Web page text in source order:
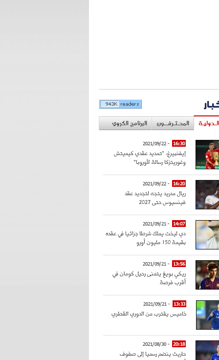
المحـتـرفــون البرنامج الكروي
16:30
- 2021/09/22
إيفنبيرغ: "تمديد عقدي كيميتش
وغوريتزكا رسالة لأوروبا"
16:20
- 2021/09/22
ريال مدريد يتجه لتجديد عقد
فينسيوس حتى 2027
14:07
- 2021/09/21
دي ليخت يملك شرطا جزائيا في عقده
بقيمة 150 مليون أورو
13:56
- 2021/09/21
ريكي بويغ يتمنى رحيل كومان في
أقرب فرصة
13:33
- 2021/09/21
خاميس يقترب من الدوري القطري
20:18
- 2021/08/30
حاريث ينضم رسميا إلى صفوف